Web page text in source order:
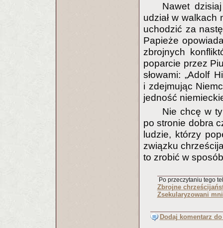
Nawet
udział w walkach
uchodzić za
Papieże
zbrojnych
poparcie przez
słowami: „Adolf
i zdejmując
jedność
Nie chcę w
po stronie dobra
ludzie, którzy
związku
to zrobić w
Po przeczytaniu tego
Zbrojne
Zsekularyzowani
Dodaj komentarz